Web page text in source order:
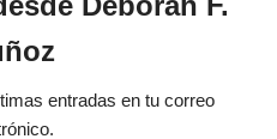
entradas en tu correo